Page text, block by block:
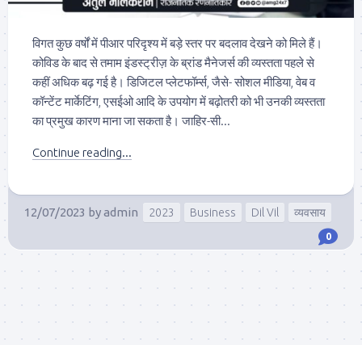
विगत कुछ वर्षों में पीआर परिदृश्य में बड़े स्तर पर बदलाव देखने को मिले हैं।
कोविड के बाद से तमाम इंडस्ट्रीज़ के ब्रांड मैनेजर्स की व्यस्तता पहले से
कहीं अधिक बढ़ गई है। डिजिटल प्लेटफॉर्म्स, जैसे- सोशल मीडिया, वेब व
कॉन्टेंट मार्केटिंग, एसईओ आदि के उपयोग में बढ़ोतरी को भी उनकी व्यस्तता
का प्रमुख कारण माना जा सकता है। जाहिर-सी...
Continue reading...
12/07/2023 byadmin 2023 Business Dil Vil व्यवसाय
0